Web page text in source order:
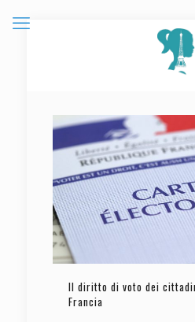
Il diritto di voto dei
Francia